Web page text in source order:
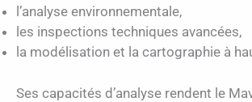
l’analyse environnementale,
les inspections techniques avancées,
la modélisation et la cartographie à
Ses capacités d’analyse rendent le